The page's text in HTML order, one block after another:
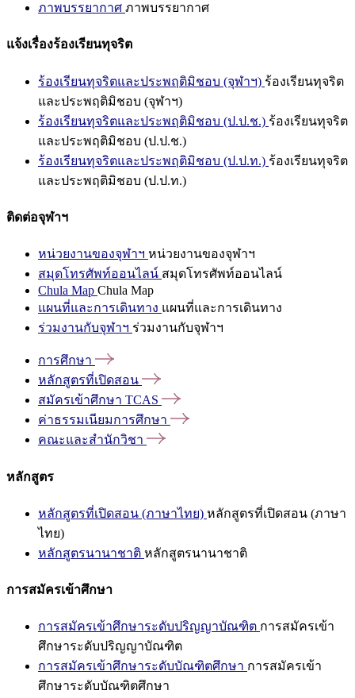
ภาพบรรยากาศ ภาพบรรยากาศ
แจ้งเรื่องร้องเรียนทุจริต
ร้องเรียนทุจริตและประพฤติมิชอบ (จุฬาฯ) ร้องเรียนทุจริต
และประพฤติมิชอบ (จุฬาฯ)
ร้องเรียนทุจริตและประพฤติมิชอบ (ป.ป.ช.) ร้องเรียนทุจริต
และประพฤติมิชอบ (ป.ป.ช.)
ร้องเรียนทุจริตและประพฤติมิชอบ (ป.ป.ท.) ร้องเรียนทุจริต
และประพฤติมิชอบ (ป.ป.ท.)
ติดต่อจุฬาฯ
หน่วยงานของจุฬาฯ หน่วยงานของจุฬาฯ
สมุดโทรศัพท์ออนไลน์ สมุดโทรศัพท์ออนไลน์
Chula Map Chula Map
แผนที่และการเดินทาง แผนที่และการเดินทาง
ร่วมงานกับจุฬาฯ ร่วมงานกับจุฬาฯ
การศึกษา
หลักสูตรที่เปิดสอน
สมัครเข้าศึกษา TCAS
ค่าธรรมเนียมการศึกษา
คณะและสำนักวิชา
หลักสูตร
หลักสูตรที่เปิดสอน (ภาษาไทย) หลักสูตรที่เปิดสอน (ภาษา
ไทย)
หลักสูตรนานาชาติ หลักสูตรนานาชาติ
การสมัครเข้าศึกษา
การสมัครเข้าศึกษาระดับปริญญาบัณฑิต การสมัครเข้า
ศึกษาระดับปริญญาบัณฑิต
การสมัครเข้าศึกษาระดับบัณฑิตศึกษา การสมัครเข้า
ศึกษาระดับบัณฑิตศึกษา